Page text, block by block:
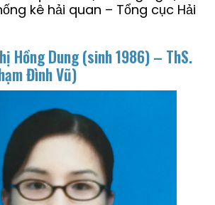
kê hải quan – Tổng cục Hải
Hồng Dung (sinh 1986) – ThS.
Đình Vũ)